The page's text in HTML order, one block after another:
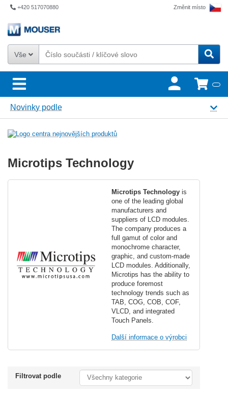
+420 517070880 Změnit místo
Vše
Novinky podle
Microtips Technology
Microtips Technology is
one of the leading global
manufacturers and
suppliers of LCD modules.
The company produces a
full gamut of color and
monochrome character,
graphic, and custom-made
LCD modules. Additionally,
Microtips has the ability to
produce foremost
technology trends such as
TAB, COG, COB, COF,
VLCD, and integrated
Touch Panels.
Další informace o výrobci
Filtrovat podle